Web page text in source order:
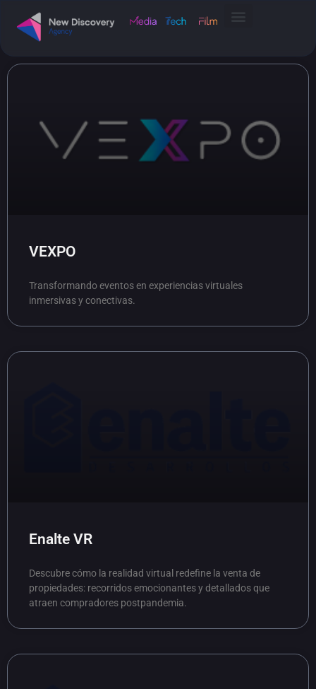
VEXPO
Transformando eventos en experiencias virtuales
inmersivas y conectivas.
Enalte VR
Descubre cómo la realidad virtual redefine la venta de
propiedades: recorridos emocionantes y detallados que
atraen compradores postpandemia.